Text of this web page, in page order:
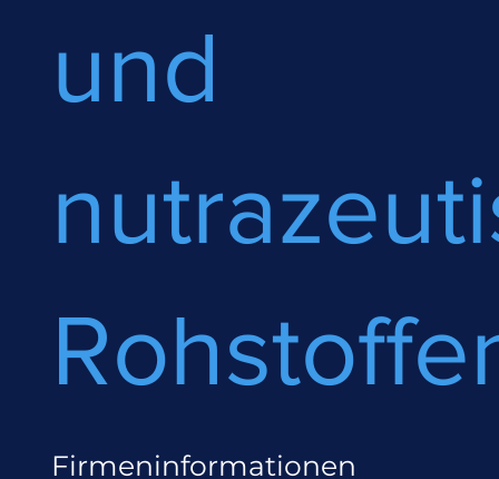
und
Firmeninformationen